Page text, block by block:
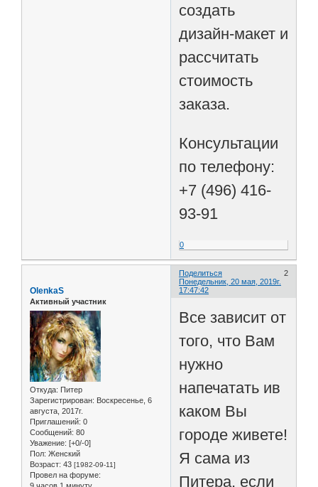
создать
дизайн-макет и
рассчитать
стоимость
заказа.
Консультации
по телефону:
+7 (496) 416-
93-91
0
Поделиться
2
Понедельник, 20 мая, 2019г.
17:47:42
OlenkaS
Активный участник
Откуда: Питер
Зарегистрирован: Воскресенье, 6
августа, 2017г.
Приглашений: 0
Сообщений: 80
Уважение: [+0/-0]
Пол: Женский
Возраст: 43 [1982-09-11]
Провел на форуме:
Все зависит от
того, что Вам
нужно
напечатать ив
каком Вы
городе живете!
Я сама из
Питера, если